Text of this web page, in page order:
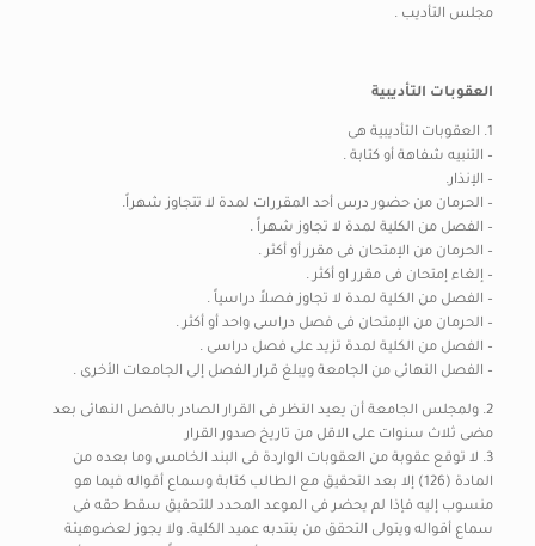
مجلس التأديب .
العقوبات التأديبية
1. العقوبات التأديبية هى
– التنبيه شفاهة أو كتابة .
– الإنذار.
– الحرمان من حضور درس أحد المقررات لمدة لا تتجاوز شهراً.
– الفصل من الكلية لمدة لا تجاوز شهراً .
– الحرمان من الإمتحان فى مقرر أو أكثر .
– إلغاء إمتحان فى مقرر او أكثر .
– الفصل من الكلية لمدة لا تجاوز فصلاً دراسياً .
– الحرمان من الإمتحان فى فصل دراسى واحد أو أكثر .
– الفصل من الكلية لمدة تزيد على فصل دراسى .
– الفصل النهائى من الجامعة ويبلغ قرار الفصل إلى الجامعات الأخرى .
2. ولمجلس الجامعة أن يعيد النظر فى القرار الصادر بالفصل النهائى بعد
مضى ثلاث سنوات على الاقل من تاريخ صدور القرار
3. لا توقع عقوبة من العقوبات الواردة فى البند الخامس وما بعده من
المادة (126) إلا بعد التحقيق مع الطالب كتابة وسماع أقواله فيما هو
منسوب إليه فإذا لم يحضر فى الموعد المحدد للتحقيق سقط حقه فى
سماع أقواله ويتولى التحقق من ينتدبه عميد الكلية. ولا يجوز لعضوهيئة